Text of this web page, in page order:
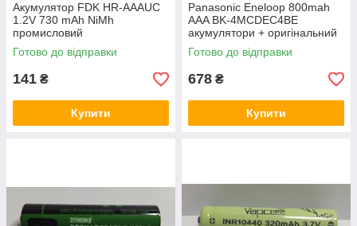
Акумулятор FDK HR-AAAUC
1.2V 730 mAh NiMh
промисловий
Готово до відправки
141 ₴
Купити
Panasonic Eneloop 800mah
AAA BK-4MCDEC4BE
акумулятори + оригінальний
кейс
Готово до відправки
678 ₴
Купити